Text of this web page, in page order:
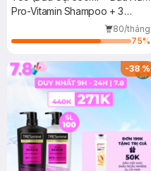
Siêu Dưỡng 300ml)
Pro-Vitamin Shampoo + 3
Minute Miracle Biotin Strength
Intensive Serum Conditioner
80/tháng
75%
-38%